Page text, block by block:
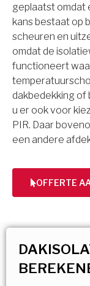
geplaatst omdat
kans bestaat op
scheuren en
omdat de
functioneert
dakbedekking of
u er ook voor
PIR. Daar
een andere
OFFERTE